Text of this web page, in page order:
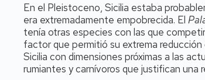
En el Pleistoceno, Sicilia estaba
era extremadamente empobrecida. El
tenía otras especies con las que
factor que permitió su extrema
Sicilia con dimensiones próximas a las
rumiantes y carnívoros que justifican una